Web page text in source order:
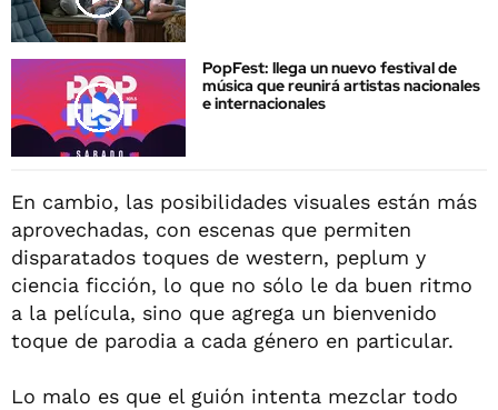
PopFest: llega un nuevo festival de
música que reunirá artistas nacionales
e internacionales
En cambio, las posibilidades visuales están más
aprovechadas, con escenas que permiten
disparatados toques de western, peplum y
ciencia ficción, lo que no sólo le da buen ritmo
a la película, sino que agrega un bienvenido
toque de parodia a cada género en particular.
Lo malo es que el guión intenta mezclar todo